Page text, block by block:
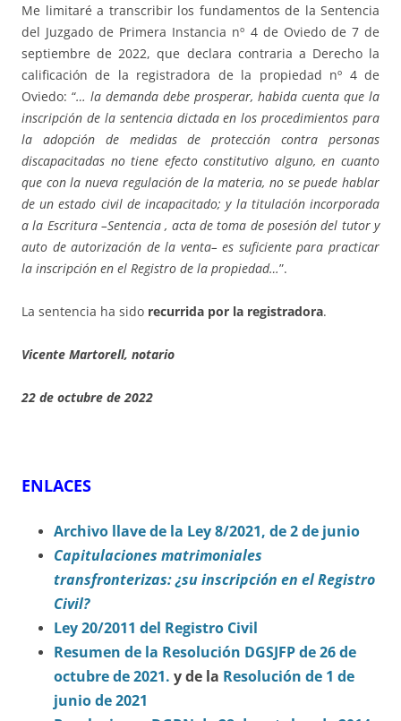
Me limitaré a transcribir los fundamentos de la Sentencia
del Juzgado de Primera Instancia nº 4 de Oviedo de 7 de
septiembre de 2022, que declara contraria a Derecho la
calificación de la registradora de la propiedad nº 4 de
Oviedo: “… la demanda debe prosperar, habida cuenta que la
inscripción de la sentencia dictada en los procedimientos para
la adopción de medidas de protección contra personas
discapacitadas no tiene efecto constitutivo alguno, en cuanto
que con la nueva regulación de la materia, no se puede hablar
de un estado civil de incapacitado; y la titulación incorporada
a la Escritura –Sentencia , acta de toma de posesión del tutor y
auto de autorización de la venta– es suficiente para practicar
la inscripción en el Registro de la propiedad…”.
La sentencia ha sido recurrida por la registradora.
Vicente Martorell, notario
22 de octubre de 2022
ENLACES
Archivo llave de la Ley 8/2021, de 2 de junio
Capitulaciones matrimoniales
transfronterizas: ¿su inscripción en el Registro
Civil?
Ley 20/2011 del Registro Civil
Resumen de la Resolución DGSJFP de 26 de
octubre de 2021. y de la Resolución de 1 de
junio de 2021